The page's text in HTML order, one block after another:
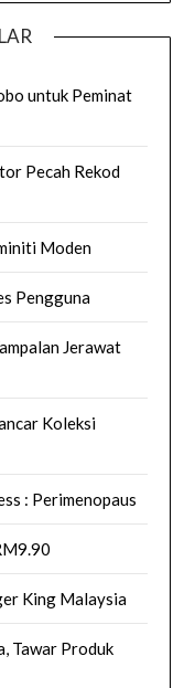
untuk Peminat
Pecah Rekod
Moden
Pengguna
Jerawat
Koleksi
: Perimenopaus
King Malaysia
Tawar Produk